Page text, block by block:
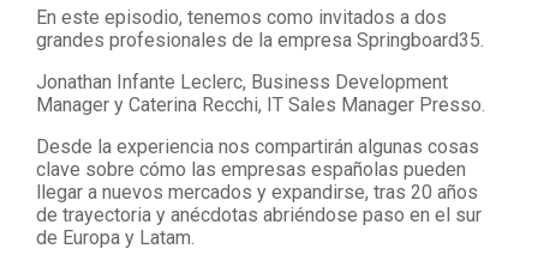
En este episodio, tenemos como invitados a dos
grandes profesionales de la empresa Springboard35.
Jonathan Infante Leclerc, Business Development
Manager y Caterina Recchi, IT Sales Manager Presso.
Desde la experiencia nos compartirán algunas cosas
clave sobre cómo las empresas españolas pueden
llegar a nuevos mercados y expandirse, tras 20 años
de trayectoria y anécdotas abriéndose paso en el sur
de Europa y Latam.